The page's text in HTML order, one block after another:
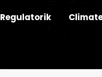
Regulatorik